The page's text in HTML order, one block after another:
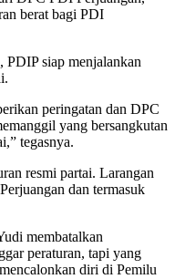
berat bagi PDI
PDIP siap menjalankan
peringatan dan DPC
yang bersangkutan
tegasnya.
resmi partai. Larangan
dan termasuk
membatalkan
peraturan, tapi yang
diri di Pemilu